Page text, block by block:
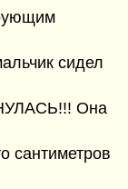
сидел
Она
сантиметров